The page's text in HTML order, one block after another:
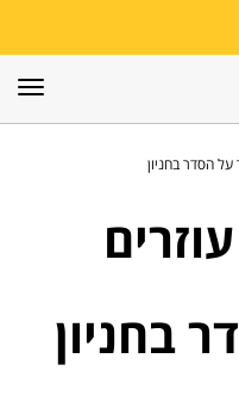
על הסדר בחניון
בחניון